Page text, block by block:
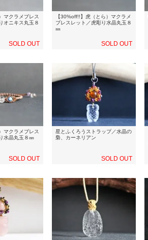
マクラメブレス
オニキス丸玉８
SOLD OUT
【30%off!!】虎（とら）マクラメ
ブレスレット／虎彫り水晶丸玉８
㎜
SOLD OUT
マクラメブレス
水晶丸玉８㎜
SOLD OUT
星とふくろうストラップ／水晶の
梟、カーネリアン
SOLD OUT